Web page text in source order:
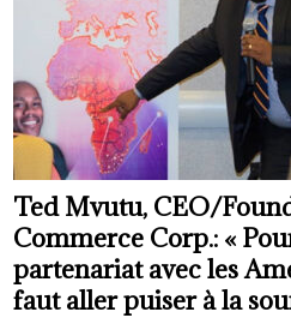
Ted Mvutu, CEO/
Commerce Corp.: «
partenariat avec les
faut aller puiser à la